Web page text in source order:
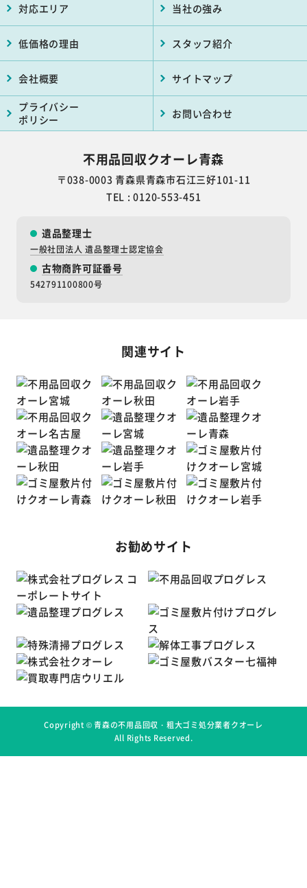
対応エリア 当社の強み
低価格の理由 スタッフ紹介
会社概要 サイトマップ
プライバシー
ポリシー
お問い合わせ
不用品回収クオーレ青森
〒038-0003青森県青森市石江三好101-11
TEL : 0120-553-451
遺品整理士
一般社団法人 遺品整理士認定協会
古物商許可証番号
542791100800号
関連サイト
お勧めサイト
Copyright ©青森の不用品回収・粗大ゴミ処分業者クオーレ
All Rights Reserved.